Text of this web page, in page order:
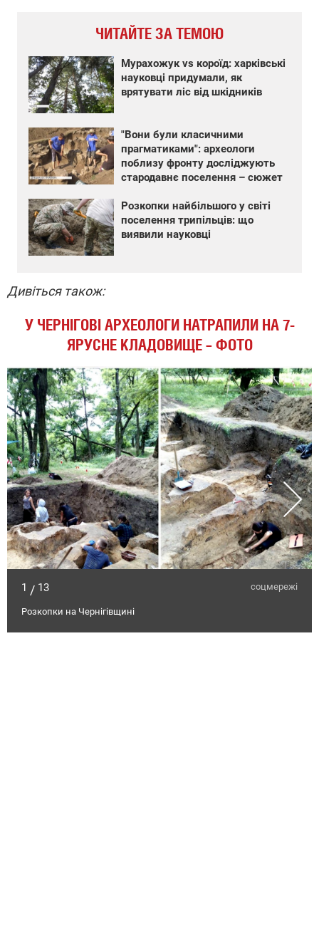
ЧИТАЙТЕ ЗА ТЕМОЮ
Мурахожук vs короїд: харківські
науковці придумали, як
врятувати ліс від шкідників
"Вони були класичними
прагматиками": археологи
поблизу фронту досліджують
стародавнє поселення – сюжет
Розкопки найбільшого у світі
поселення трипільців: що
виявили науковці
Дивіться також:
У ЧЕРНІГОВІ АРХЕОЛОГИ НАТРАПИЛИ НА 7-
ЯРУСНЕ КЛАДОВИЩЕ – ФОТО
1 / 13 соцмережі
Розкопки на Чернігівщині